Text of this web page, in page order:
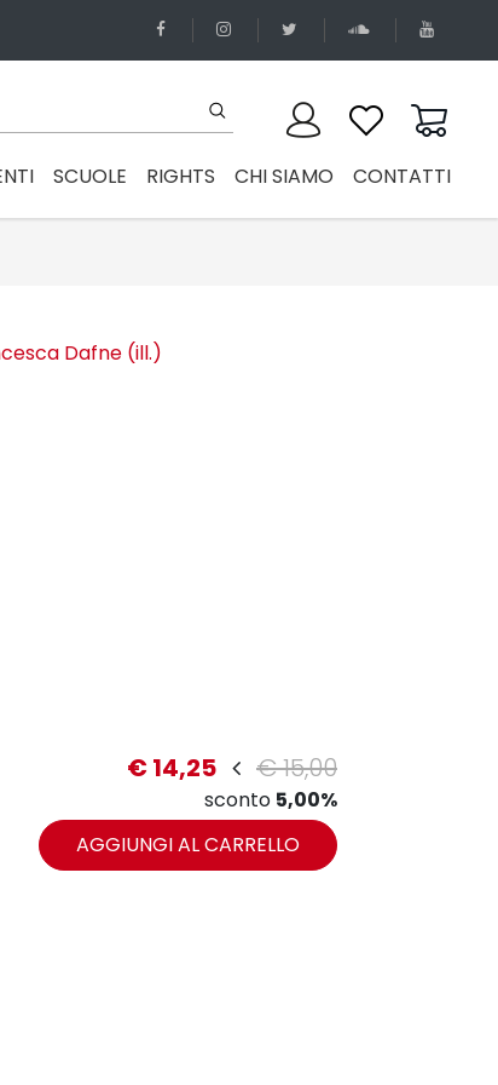
SCUOLE RIGHTS CHI SIAMO CONTATTI
Dafne (ill.)
€ 14,25 € 15,00
sconto 5,00%
AGGIUNGI AL CARRELLO